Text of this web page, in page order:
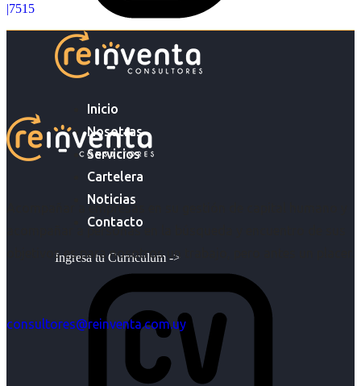
Inicio
Nosotras
Servicios
Cartelera
Noticias
Contacto
Ingresa tu Curriculum ->
|7515
Acompañar a empresas en su gestión de capital humano y
acompañar a personas en la búsqueda y encuentro de sus
objetivos es para nosotros un trabajo, pero antes un placer.
consultores@reinventa.com.uy